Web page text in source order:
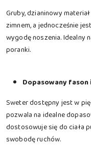
Gruby, dzianinowy
zimnem, a jednocześnie
wygodę noszenia. Idealny
poranki.
Dopasowany
Sweter dostępny jest w
pozwala na idealne
dostosowuje się do ciała
swobodę ruchów.